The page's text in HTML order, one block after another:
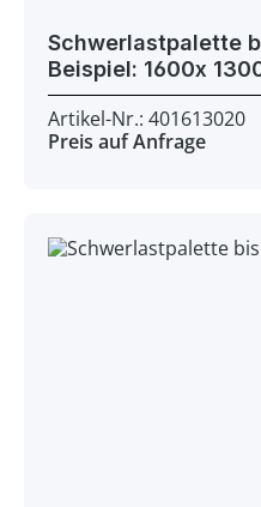
Schwerlastpalette
Artikel-Nr.: 401613020
Preis auf Anfrage